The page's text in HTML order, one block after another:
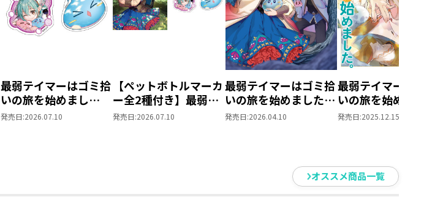
最弱テイマーはゴミ拾
いの旅を始めまし
た。 ペットボトルマ
発売日:2026.07.10
【ペットボトルマーカ
ー全2種付き】最弱テ
イマーはゴミ拾いの旅
発売日:2026.07.10
最弱テイマーはゴミ拾
いの旅を始めました。
16
発売日:2026.04.10
最弱テイマーはゴミ
いの旅を始めました
@COMIC 第8巻
発売日:2025.12.15
オススメ商品一覧